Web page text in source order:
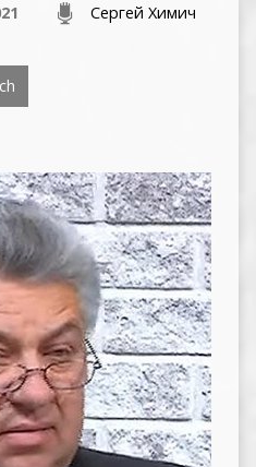
Сергей Химич